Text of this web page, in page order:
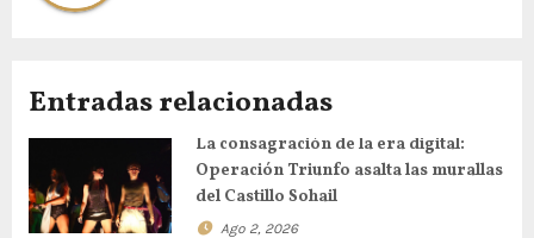
Entradas relacionadas
La consagración de la era digital:
Operación Triunfo asalta las murallas
del Castillo Sohail
Ago 2, 2026